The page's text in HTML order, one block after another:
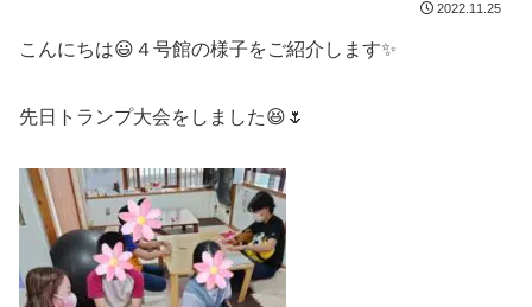
2022.11.25
こんにちは😃４号館の様子をご紹介します✨
先日トランプ大会をしました😆🌷